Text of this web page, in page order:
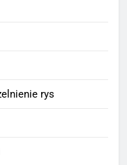
rys